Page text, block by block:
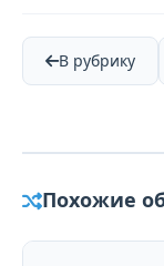
В рубрику
Похожие